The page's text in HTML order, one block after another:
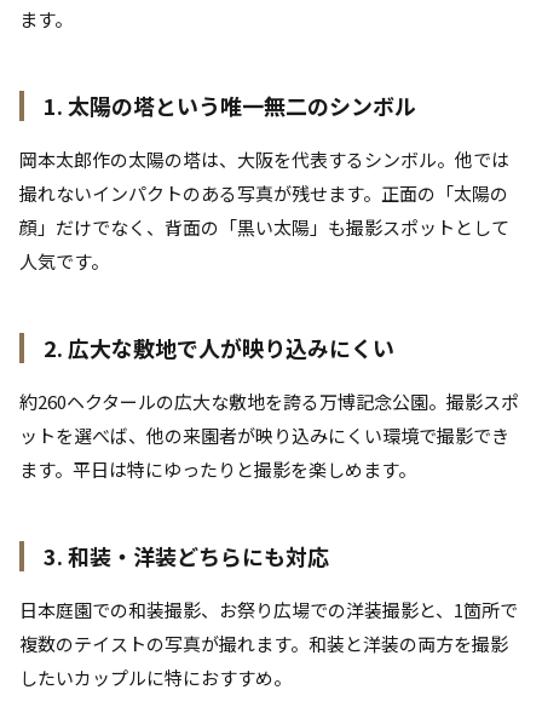
ます。
1. 太陽の塔という唯一無二のシンボル
岡本太郎作の太陽の塔は、大阪を代表するシンボル。他では
撮れないインパクトのある写真が残せます。正面の「太陽の
顔」だけでなく、背面の「黒い太陽」も撮影スポットとして
人気です。
2. 広大な敷地で人が映り込みにくい
約260ヘクタールの広大な敷地を誇る万博記念公園。撮影スポ
ットを選べば、他の来園者が映り込みにくい環境で撮影でき
ます。平日は特にゆったりと撮影を楽しめます。
3. 和装・洋装どちらにも対応
日本庭園での和装撮影、お祭り広場での洋装撮影と、1箇所で
複数のテイストの写真が撮れます。和装と洋装の両方を撮影
したいカップルに特におすすめ。